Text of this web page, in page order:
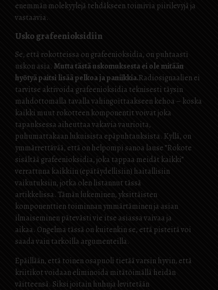
enemmän molekyylejä tehdäkseen toimivia piirilevyjä ja
vastaavia.
Usko grafeenioksidiin
Se, että rokotteissa on grafeenioksidia, on puhtaasti
uskon asia. Mutta tästä uskomuksesta ei ole mitään
hyötyä paitsi lisää pelkoa ja paniikkia.Radiosignaalien ei
tarvitse aktivoida grafeenioksidia teknisesti täysin
mahdottomalla tavalla vahingoittaakseen kehoa – koska
kaikki muut rokotteen komponentit voivat joka
tapauksessa aiheuttaa vakavia vaurioita,
puhumattakaan lukuisista epäpuhtauksista. Kyllä, on
ymmärrettävää, että on helpompi sanoa lause ”Rokote
sisältää grafeenioksidia, joka tappaa meidät kaikki”
verrattuna kaikkiin (epätäydellisiin) haitallisiin
vaikutuksiin, jotka olen listannut tässä
artikkelissa. Tämän lukeminen, yksittäisten
komponenttien toiminnan ymmärtäminen ja asian
ilmaiseminen pätevästi vie itse asiassa vaivaa ja
aikaa. Ongelma tässä on kuitenkin se, että pisteitä voi
saada vain tarkoilla argumenteilla.
Epäillään, että toinen osapuoli tietää varsin hyvin, että
kriitikot voidaan eliminoida mitätöimällä heidän
väitteensä. Siksi joitain huhuja levitetään